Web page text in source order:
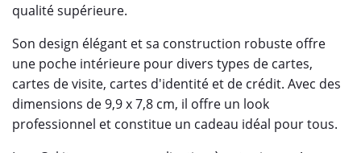
qualité supérieure.
Son design élégant et sa construction robuste offre
une poche intérieure pour divers types de cartes,
cartes de visite, cartes d'identité et de crédit. Avec des
dimensions de 9,9 x 7,8 cm, il offre un look
professionnel et constitue un cadeau idéal pour tous.